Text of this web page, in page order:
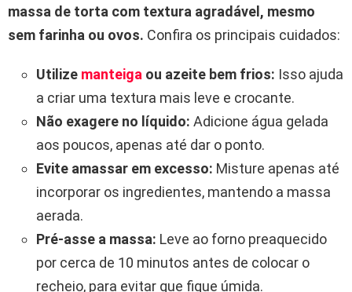
massa de torta com textura agradável, mesmo
sem farinha ou ovos. Confira os principais cuidados:
Utilize manteiga ou azeite bem frios: Isso ajuda
a criar uma textura mais leve e crocante.
Não exagere no líquido: Adicione água gelada
aos poucos, apenas até dar o ponto.
Evite amassar em excesso: Misture apenas até
incorporar os ingredientes, mantendo a massa
aerada.
Pré-asse a massa: Leve ao forno preaquecido
por cerca de 10 minutos antes de colocar o
recheio, para evitar que fique úmida.